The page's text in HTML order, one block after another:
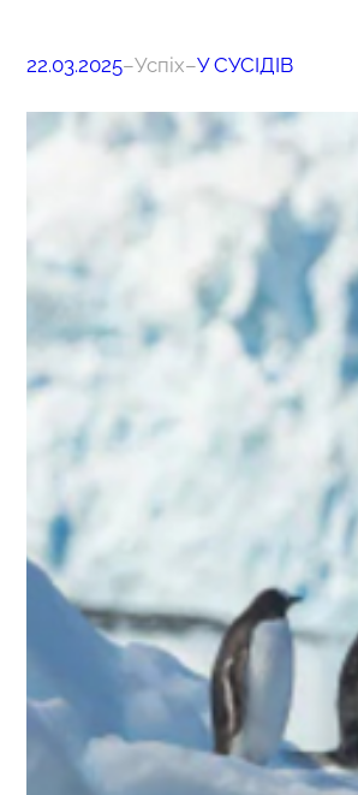
22.03.2025–Успіх–У СУСІДІВ